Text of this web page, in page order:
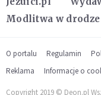
Modlitwa w drodze
O portalu Regulamin
Reklama
Informacje o
Copyright 2019 © Deon.pl